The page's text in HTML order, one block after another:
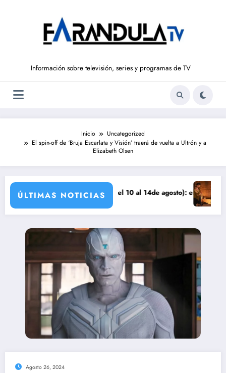
Información sobre televisión, series y programas de TV
Inicio
Uncategorized
El spin-off de ‘Bruja Escarlata y Visión’ traerá de vuelta a Ultrón y a
Elizabeth Olsen
ÚLTIMAS NOTICIAS
DE LIBERTAD’ (del 10 al 14de agosto): el secreto de Tasio
Avance
Agosto 26, 2024